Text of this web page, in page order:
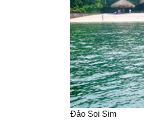
Đảo Soi Sim